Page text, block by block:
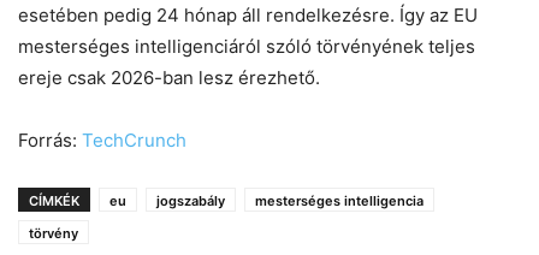
esetében pedig 24 hónap áll rendelkezésre. Így az EU
mesterséges intelligenciáról szóló törvényének teljes
ereje csak 2026-ban lesz érezhető.
Forrás: TechCrunch
CÍMKÉK eu jogszabály
mesterséges intelligencia
törvény